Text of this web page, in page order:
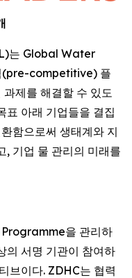
는 Global Water
(pre-competitive) 플
제를 해결할 수 있도
표 아래 기업들을 결집
함으로써 생태계와 지
, 기업 물 관리의 미래를
을 관리하
의 서명 기관이 참여하
브이다. ZDHC는 협력